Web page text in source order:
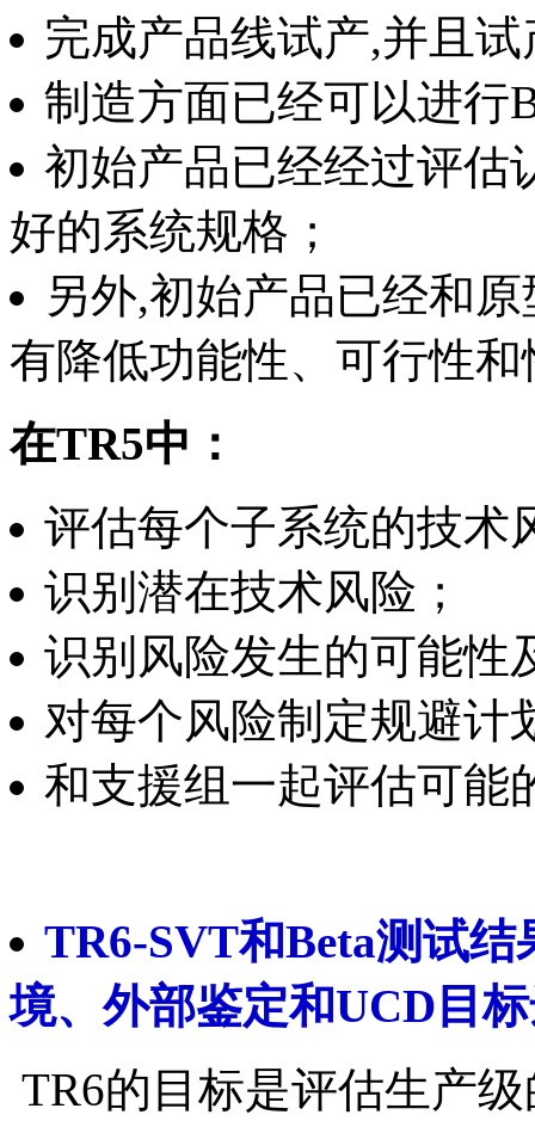
完成产品线试产,并且
制造方面已经可以进行
初始产品已经经过评估
好的系统规格；
另外,初始产品已经和
有降低功能性、可行性
在TR5中：
评估每个子系统的技术
识别潜在技术风险；
识别风险发生的可能性
对每个风险制定规避计
和支援组一起评估可能
TR6-SVT和Beta测试
境、外部鉴定和UCD目
TR6的目标是评估生产